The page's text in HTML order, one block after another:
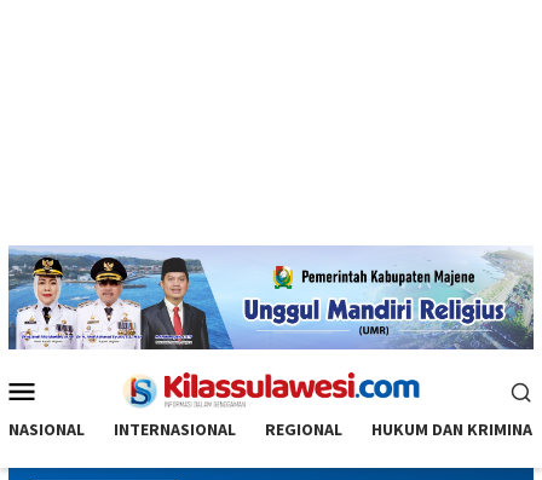
Mobile
NASIONAL INTERNASIONAL REGIONAL HUKUM DAN KRIMINAL